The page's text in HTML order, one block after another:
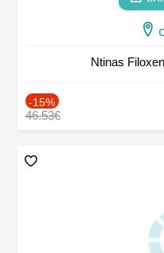
Ntinas
-15%
46.53€